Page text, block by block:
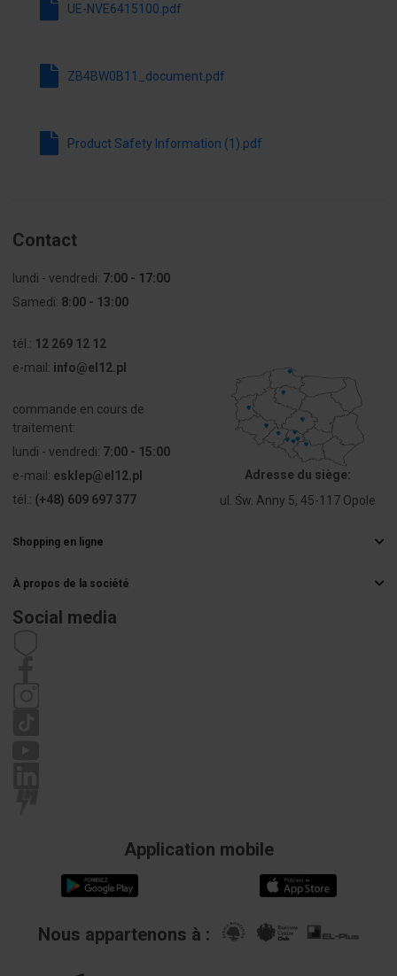
Napięcie
sterowania
Sposób
przyłączenia
pomocniczego
Sposób
Montaż
UE-NVE6415100.pdf
ZB4BW0B11_document.pdf
Product Safety Information (1).pdf
Contact
lundi - vendredi: 7:00 - 17:00
Samedi: 8:00 - 13:00
tél.: 12 269 12 12
e-mail: info@el12.pl
commande en cours de
traitement:
lundi - vendredi: 7:00 - 15:00
e-mail: esklep@el12.pl
tél.: (+48) 609 697 377
Adresse du siège:
ul. Św. Anny 5, 45-117 Opole
Shopping en ligne
Méthodes de livraison
Paiements
À propos de la société
Carrière
Social media
Application mobile
Nous appartenons à :